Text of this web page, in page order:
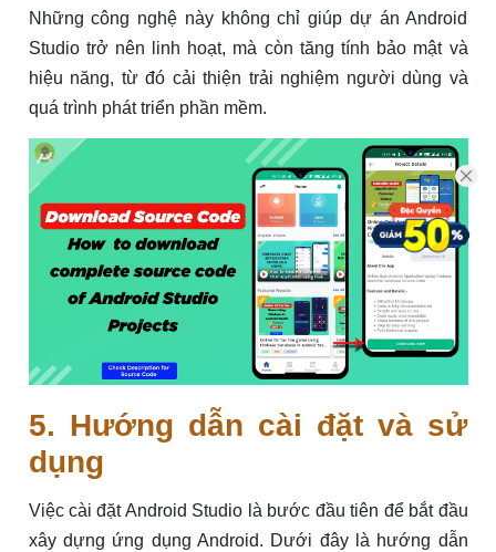
Những công nghệ này không chỉ giúp dự án Android
Studio trở nên linh hoạt, mà còn tăng tính bảo mật và
hiệu năng, từ đó cải thiện trải nghiệm người dùng và
quá trình phát triển phần mềm.
5. Hướng dẫn cài đặt và sử
dụng
Việc cài đặt Android Studio là bước đầu tiên để bắt đầu
xây dựng ứng dụng Android. Dưới đây là hướng dẫn